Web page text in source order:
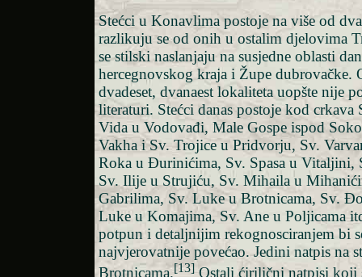
Stećci u Konavlima postoje na više od
razlikuju se od onih u ostalim djelovima
se stilski naslanjaju na susjedne oblasti
hercegnovskog kraja i Župe dubrovačke.
dvadeset, dvanaest lokaliteta uopšte nije
literaturi. Stećci danas postoje kod crkava
Vida u Vodovađi, Male Gospe ispod
Vakha i Sv. Trojice u Pridvorju, Sv.
Roka u Đurinićima, Sv. Spasa u Vitaljini,
Sv. Ilije u Strujiću, Sv. Mihaila u
Gabrilima, Sv. Luke u Brotnicama, Sv.
Luke u Komajima, Sv. Ane u Poljicama
potpun i detaljnijim rekognosciranjem bi
najvjerovatnije povećao. Jedini natpis na
Brotnicama.[13]Ostali ćirilični natpisi koji